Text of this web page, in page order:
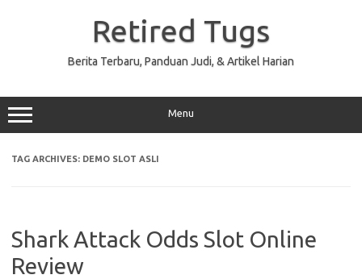
Retired Tugs
Berita Terbaru, Panduan Judi, & Artikel Harian
Menu
TAG ARCHIVES: DEMO SLOT ASLI
Shark Attack Odds Slot Online
Review